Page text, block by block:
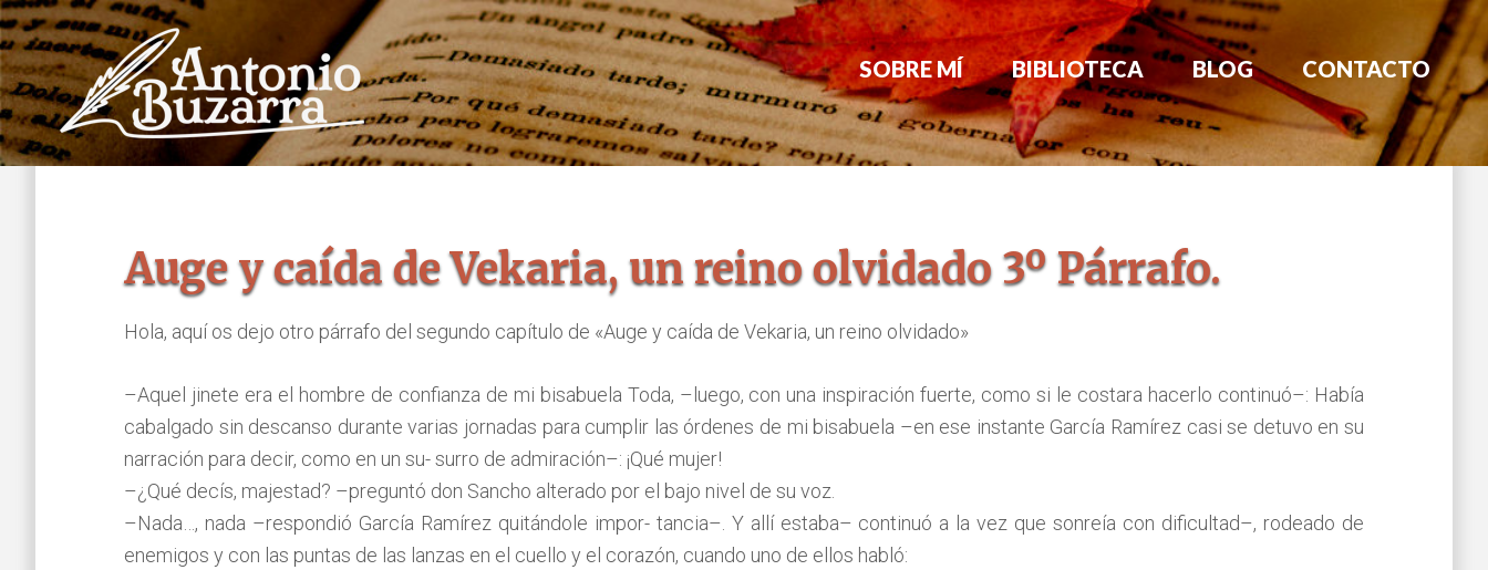
Saltar
al
contenido
principal
Saltar
al
pie
de
página
SOBRE MÍ BIBLIOTECA BLOG CONTACTO
Auge y caída de Vekaria, un reino olvidado 3º Párrafo.
Hola, aquí os dejo otro párrafo del segundo capítulo de «Auge y caída de Vekaria, un reino olvidado»
–Aquel jinete era el hombre de confianza de mi bisabuela Toda, –luego, con una inspiración fuerte, como si le costara hacerlo continuó–: Había
cabalgado sin descanso durante varias jornadas para cumplir las órdenes de mi bisabuela –en ese instante García Ramírez casi se detuvo en su
narración para decir, como en un su- surro de admiración–: ¡Qué mujer!
–¿Qué decís, majestad? –preguntó don Sancho alterado por el bajo nivel de su voz.
–Nada…, nada –respondió García Ramírez quitándole impor- tancia–. Y allí estaba– continuó a la vez que sonreía con dificultad–, rodeado de
enemigos y con las puntas de las lanzas en el cuello y el corazón, cuando uno de ellos habló: